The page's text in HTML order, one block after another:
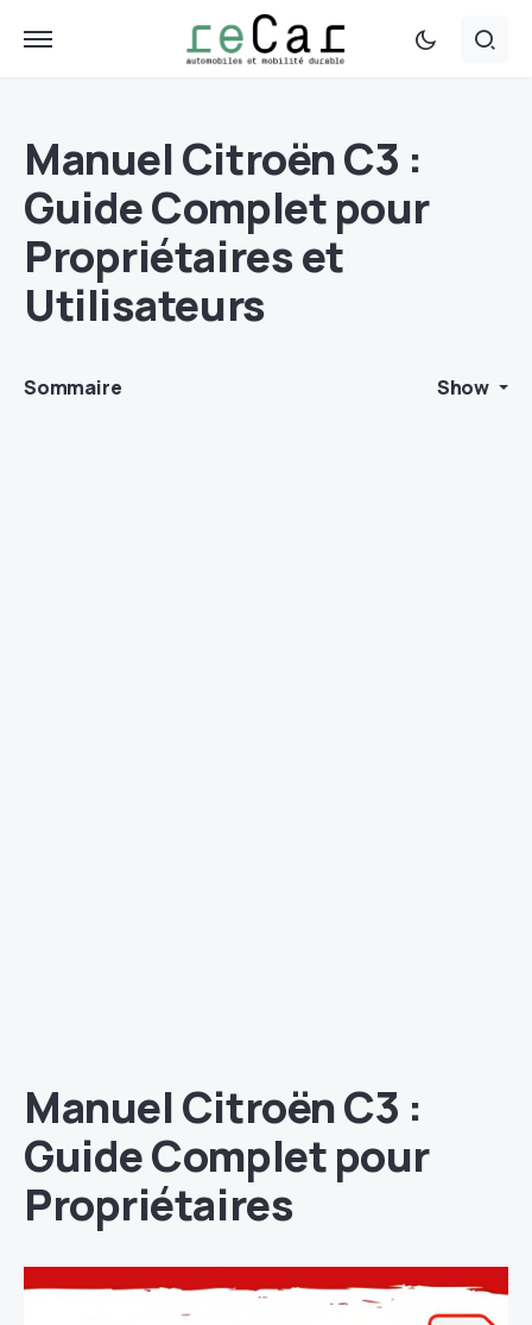
Manuel Citroën C3 :
Guide Complet pour
Propriétaires et
Utilisateurs
Sommaire Show
Manuel Citroën C3 :
Guide Complet pour
Propriétaires